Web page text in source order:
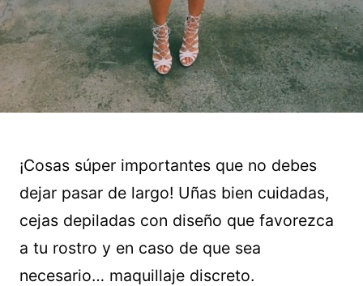
¡Cosas súper importantes que no debes
dejar pasar de largo! Uñas bien cuidadas,
cejas depiladas con diseño que favorezca
a tu rostro y en caso de que sea
necesario… maquillaje discreto.